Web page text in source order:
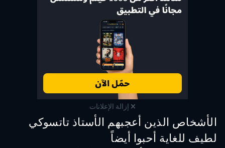
إزالة الإعلانات
الأشخاص الذين أعجبهم الأستاذ تاتسوكي
لطيف للغاية أحبوا أيضاً
تلفزيون